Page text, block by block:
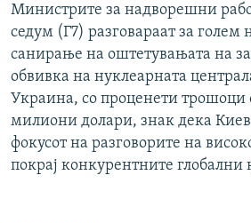
Министрите за надворешни
седум (Г7) разговараат за голем
санирање на оштетувањата на
обвивка на нуклеарната
Украина, со проценети трошоци
милиони долари, знак дека Киев
фокусот на разговорите на
покрај конкурентните глобални